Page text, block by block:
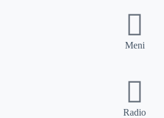
Meni
Radio